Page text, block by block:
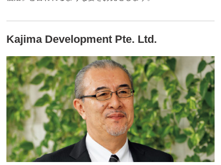
Kajima Development Pte. Ltd.